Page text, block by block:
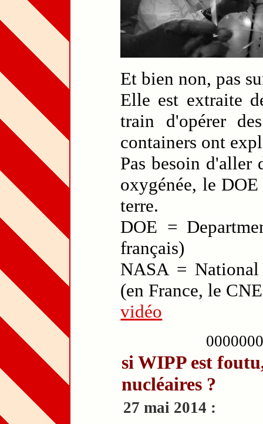
Et bien non, pas
Elle est extraite
train d'opérer
containers ont
Pas besoin d'aller
oxygénée, le
terre.
DOE =
français)
NASA = National
(en France, le
vidéo
si WIPP est
nucléaires ?
27 mai 2014 :